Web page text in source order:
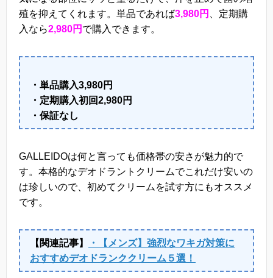
殖を抑えてくれます。単品であれば3,980円
、定期購
入なら2,980円 で購入できます。
・単品購入3,980円
・定期購入初回2,980円
・保証なし
GALLEIDOは何と言っても価格帯の安さが魅力的で
す。本格的なデオドラントクリームでこれだけ安いの
は珍しいので、初めてクリームを試す方にもオススメ
です。
【関連記事】
・【メンズ】強烈なワキガ対策に
おすすめデオドランククリーム５選！